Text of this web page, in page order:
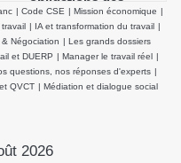
employeurs et du CSE
demeurent inchangées
| Code CSE | Mission économique |
| IA et transformation du travail |
Négociation | Les grands dossiers
et DUERP | Manager le travail réel |
questions, nos réponses d'experts |
QVCT | Médiation et dialogue social
2026